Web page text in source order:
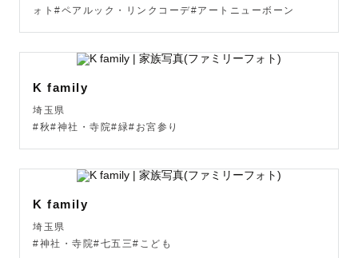
ォト#ペアルック・リンクコーデ#アートニューボーン
K family
埼玉県
#秋#神社・寺院#緑#お宮参り
K family
埼玉県
#神社・寺院#七五三#こども